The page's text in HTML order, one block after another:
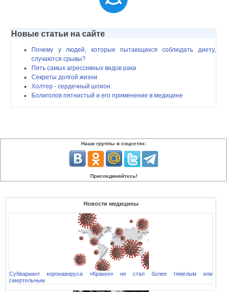
Новые статьи на сайте
Почему у людей, которые пытающихся соблюдать диету,
случаются срывы?
Пять самых агрессивных видов рака
Секреты долгой жизни
Холтер - сердечный шпион
Болиголов пятнистый и его применение в медицине
Наши группы в соцсетях:
Присоединяйтесь!
Новости медицины
Субвариант коронавируса «Кракен» не стал более тяжёлым или
смертельным